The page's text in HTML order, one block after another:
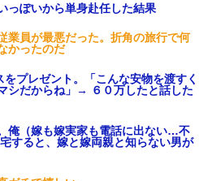
っぽいから単身赴任した結果
業員が最悪だった。折角の旅行で何
かったのだ
プレゼント。「こんな安物を渡すく
シだからね」→ ６０万したと話した
俺（嫁も嫁実家も電話に出ない…不
すると、嫁と嫁両親と知らない男が